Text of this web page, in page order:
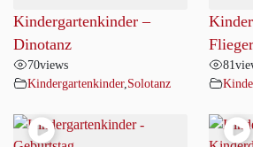
Kindergartenkinder –
Dinotanz
70views
Kindergartenkinder, Solotanz
81